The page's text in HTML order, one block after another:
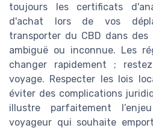
toujours les certificats
d'achat lors de vos
transporter du CBD dans
ambiguë ou inconnue. Les
changer rapidement ;
voyage. Respecter les lois
éviter des complications
illustre parfaitement
voyageur qui souhaite